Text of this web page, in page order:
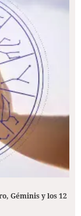
Géminis y los 12